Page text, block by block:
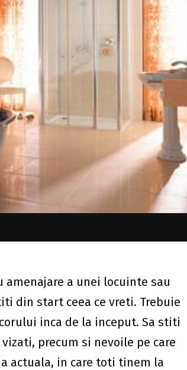
a unei locuinte sau
din start ceea ce vreti. Trebuie
inca de la inceput. Sa stiti
precum si nevoile pe care
actuala, in care toti tinem la